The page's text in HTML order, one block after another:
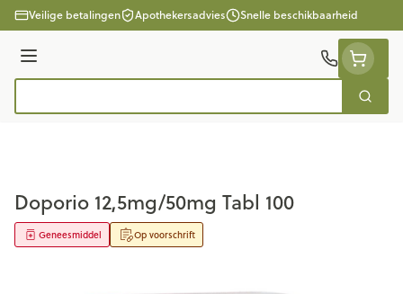
Ga naar de inhoud
Veilige betalingen Apothekersadvies Snelle beschikbaarheid
Menu
Zoek
Doporio 12,5mg/50mg Tabl 100
Op voorschrift
Geneesmiddel